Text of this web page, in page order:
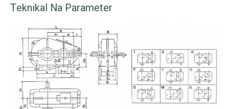
Teknikal Na Parameter